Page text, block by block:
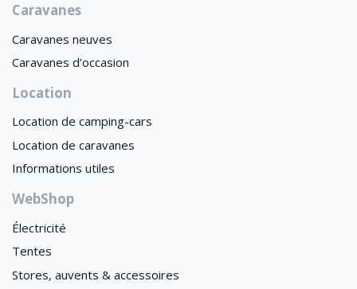
Caravanes
Caravanes neuves
Caravanes d’occasion
Location
Location de camping-cars
Location de caravanes
Informations utiles
WebShop
Électricité
Tentes
Stores, auvents & accessoires